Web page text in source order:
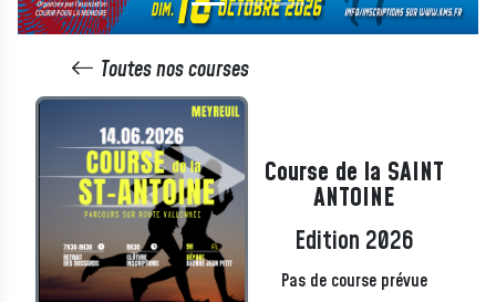
Toutes nos courses
Course de la SAINT
ANTOINE
Edition 2026
Pas de course prévue